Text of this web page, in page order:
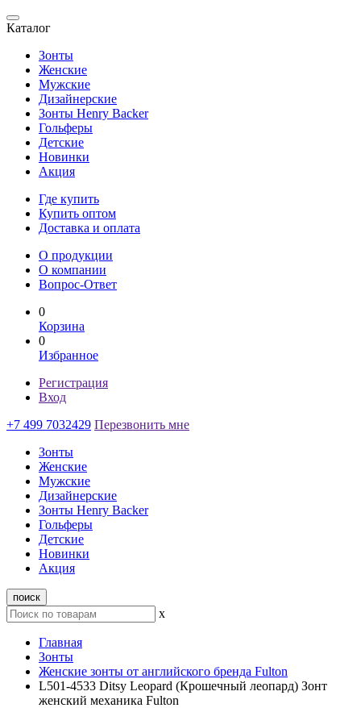
Каталог
Зонты
Женские
Мужские
Дизайнерские
Зонты Henry Backer
Гольферы
Детские
Новинки
Акция
Где купить
Купить оптом
Доставка и оплата
О продукции
О компании
Вопрос-Ответ
0
Корзина
0
Избранное
Регистрация
Вход
+7 499 7032429 Перезвонить мне
Зонты
Женские
Мужские
Дизайнерские
Зонты Henry Backer
Гольферы
Детские
Новинки
Акция
поиск
x
Главная
Зонты
Женские зонты от английского бренда Fulton
L501-4533 Ditsy Leopard (Крошечный леопард) Зонт
женский механика Fulton